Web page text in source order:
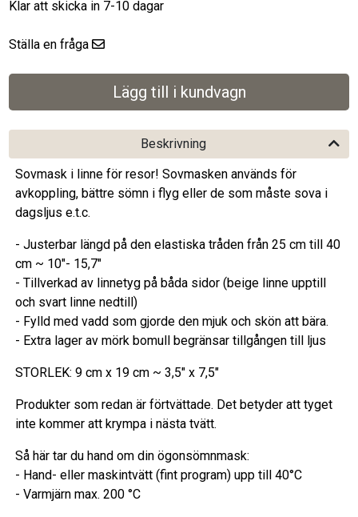
Klar att skicka in 7-10 dagar
Ställa en fråga
Beskrivning
Sovmask i linne för resor! Sovmasken används för
avkoppling, bättre sömn i flyg eller de som måste sova i
dagsljus e.t.c.
- Justerbar längd på den elastiska tråden från 25 cm till 40
cm ~ 10"- 15,7"
- Tillverkad av linnetyg på båda sidor (beige linne upptill
och svart linne nedtill)
- Fylld med vadd som gjorde den mjuk och skön att bära.
- Extra lager av mörk bomull begränsar tillgången till ljus
STORLEK: 9 cm x 19 cm ~ 3,5" x 7,5"
Produkter som redan är förtvättade. Det betyder att tyget
inte kommer att krympa i nästa tvätt.
Så här tar du hand om din ögonsömnmask:
- Hand- eller maskintvätt (fint program) upp till 40°C
- Varmjärn max. 200 °C